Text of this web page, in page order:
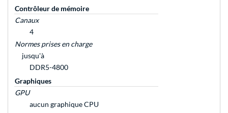
Contrôleur de mémoire
Canaux
4
Normes prises en charge
jusqu'à
DDR5-4800
Graphiques
GPU
aucun graphique CPU